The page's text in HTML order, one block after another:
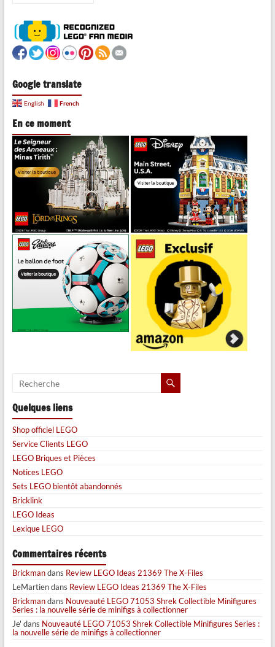
Google translate
English French
En ce moment
Quelques liens
Shop officiel LEGO
Service Clients LEGO
LEGO Briques et Pièces
Notices LEGO
Sets LEGO bientôt abandonnés
Bricklink
LEGO Ideas
Lexique LEGO
Commentaires récents
Brickmandans Review LEGO Ideas 21369 The X-Files
LeMartiendans Review LEGO Ideas 21369 The X-Files
Brickmandans Nouveauté LEGO 71053 Shrek Collectible Minifigures
Series : la nouvelle série de minifigs à collectionner
Je' dans Nouveauté LEGO 71053 Shrek Collectible Minifigures Series :
la nouvelle série de minifigs à collectionner